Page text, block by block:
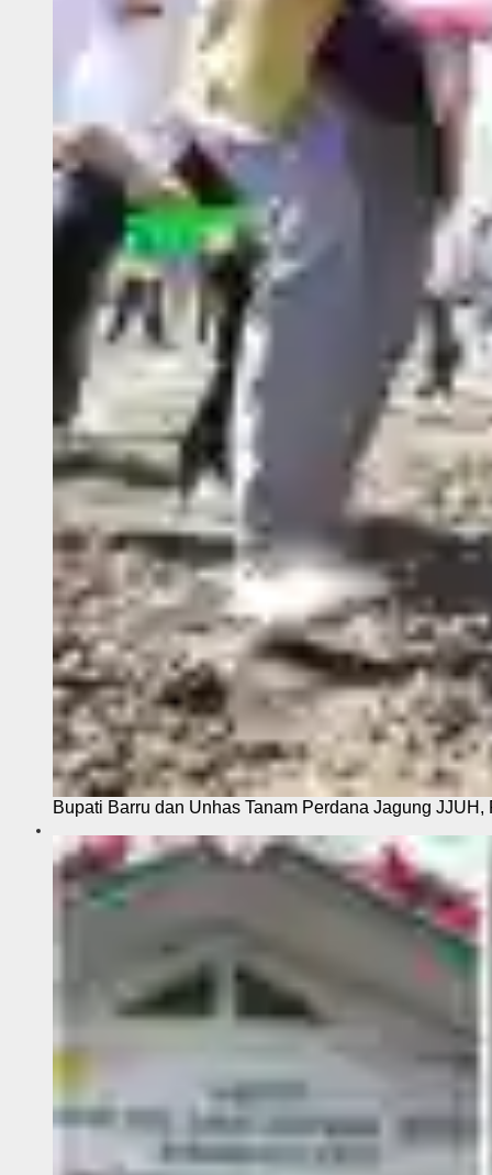
Bupati Barru dan Unhas Tanam Perdana Jagung